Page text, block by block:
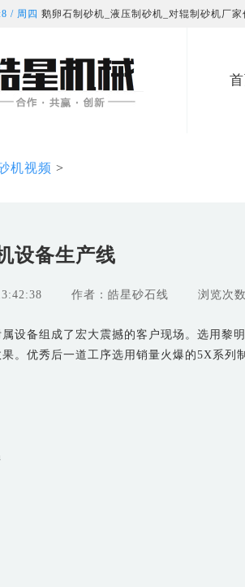
/ 周四 鹅卵石制砂机_液压制砂机_对辊制砂机厂家
机视频 >
设备生产线
作者：皓星砂石线 浏览次
设备组成了宏大震撼的客户现场。选用黎
。优秀后一道工序选用销量火爆的5X系列